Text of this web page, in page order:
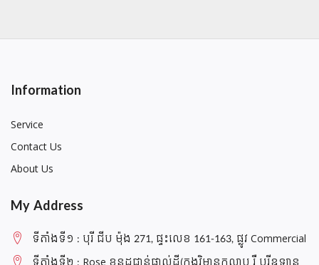
Information
Service
Contact Us
About Us
My Address
ទីតាំងទី១ : បុរី ជីប ម៉ុង 271, ផ្ទះលេខ 161-163, ផ្លូវ Commercial